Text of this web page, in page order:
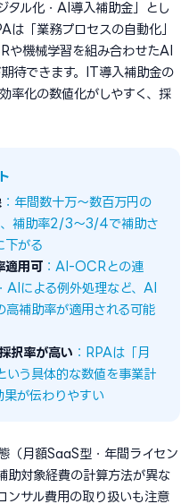
ル化・AI導入補助金」とし
は「業務プロセスの自動化」
や機械学習を組み合わせたAI
待できます。IT導入補助金の
率化の数値化がしやすく、採
：年間数十万〜数百万円の
、補助率2/3〜3/4で補助さ
下がる
適用可 ：AI-OCRとの連
による例外処理など、AI
高補助率が適用される可能
択率が高い ：RPAは「月
いう具体的な数値を事業計
果が伝わりやすい
（月額SaaS型・年間ライセン
助対象経費の計算方法が異な
ンサル費用の取り扱いも注意